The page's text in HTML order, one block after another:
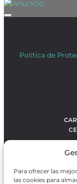
Para ofrecer las
las cookies para
Política de